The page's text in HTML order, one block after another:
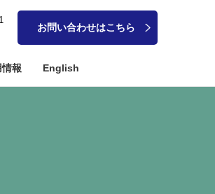
お問い合わせはこちら
報 English